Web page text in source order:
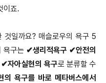
이죠.
것일까요? 매슬로우의 욕구 5
욕구는 ✔생리적욕구 ✔안전의
자아실현의 욕구로 분류할 수
의 욕구를 바로 메타버스에서